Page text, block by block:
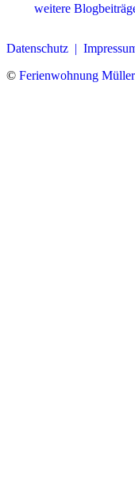
weitere
Datenschutz |
© Ferienwohnung